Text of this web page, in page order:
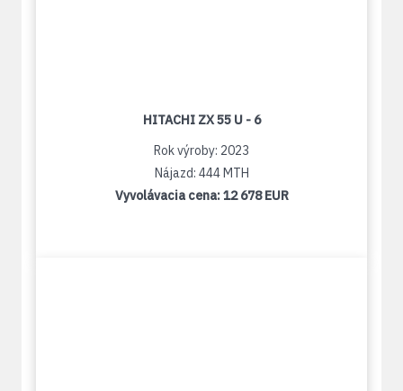
HITACHI ZX 55 U - 6
Rok výroby: 2023
Nájazd: 444 MTH
Vyvolávacia cena:12 678 EUR